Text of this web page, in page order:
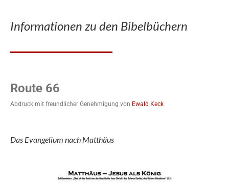
Informationen zu den Bibelbüchern
Route 66
Abdruck mit freundlicher Genehmigung von Ewald Keck
Das Evangelium nach Matthäus